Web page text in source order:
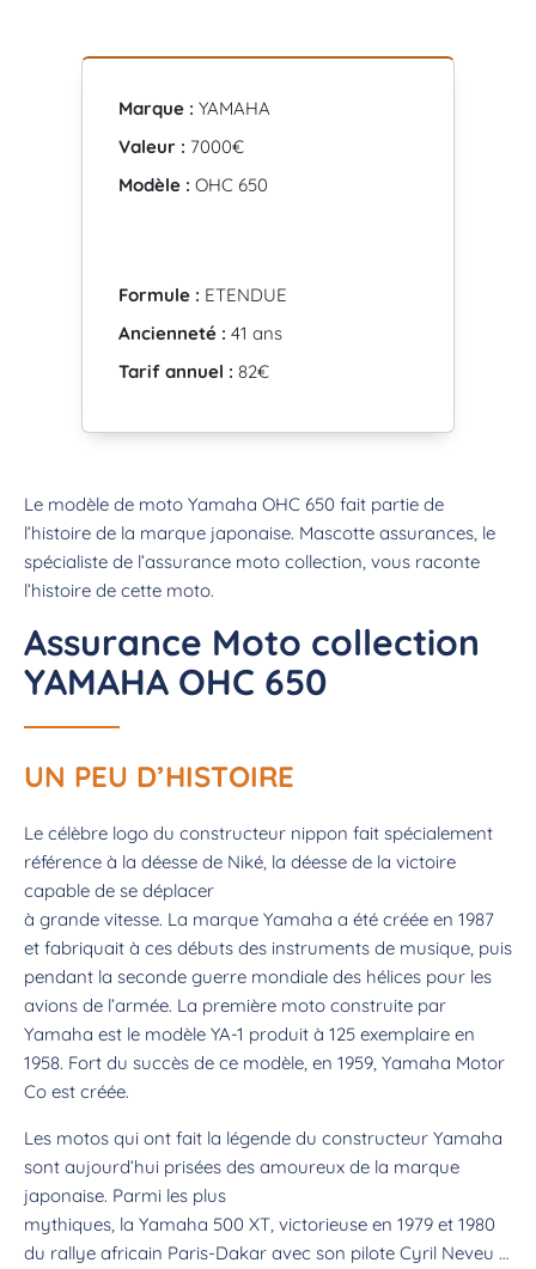
Marque : YAMAHA
Valeur : 7000€
Modèle : OHC 650
Formule : ETENDUE
Ancienneté : 41 ans
Tarif annuel : 82€
Le modèle de moto Yamaha OHC 650 fait partie de
l’histoire de la marque japonaise. Mascotte assurances, le
spécialiste de l’assurance moto collection, vous raconte
l’histoire de cette moto.
Assurance Moto collection
YAMAHA OHC 650
UN PEU D’HISTOIRE
Le célèbre logo du constructeur nippon fait spécialement
référence à la déesse de Niké, la déesse de la victoire
capable de se déplacer
à grande vitesse. La marque Yamaha a été créée en 1987
et fabriquait à ces débuts des instruments de musique, puis
pendant la seconde guerre mondiale des hélices pour les
avions de l’armée. La première moto construite par
Yamaha est le modèle YA-1 produit à 125 exemplaire en
1958. Fort du succès de ce modèle, en 1959, Yamaha Motor
Co est créée.
Les motos qui ont fait la légende du constructeur Yamaha
sont aujourd’hui prisées des amoureux de la marque
japonaise. Parmi les plus
mythiques, la Yamaha 500 XT, victorieuse en 1979 et 1980
du rallye africain Paris-Dakar avec son pilote Cyril Neveu …